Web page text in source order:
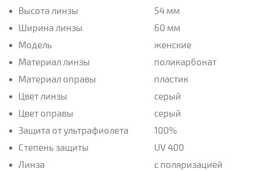
Высота линзы
54 мм
Ширина линзы
60 мм
Модель
женские
Материал линзы
поликарбонат
Материал оправы
пластик
Цвет линзы
серый
Цвет оправы
серый
Защита от ультрафиолета
100%
Степень защиты
UV 400
Линза
с поляризацией